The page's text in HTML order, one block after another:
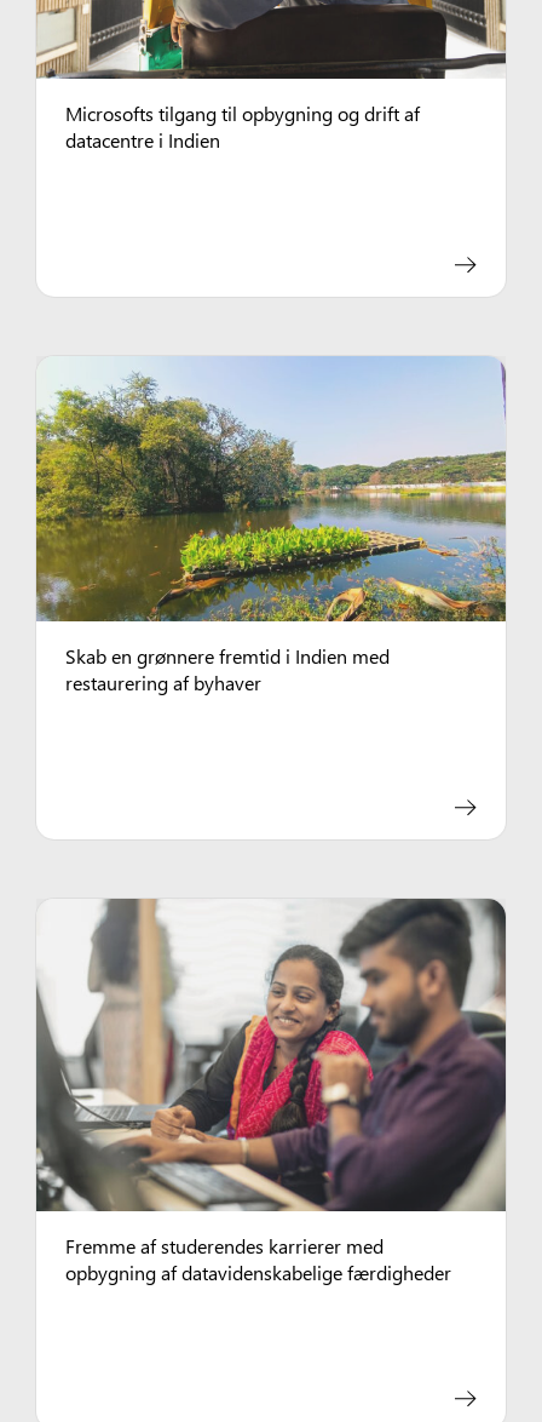
Microsofts tilgang til opbygning og drift af
datacentre i Indien
Skab en grønnere fremtid i Indien med
restaurering af byhaver
Fremme af studerendes karrierer med
opbygning af datavidenskabelige færdigheder